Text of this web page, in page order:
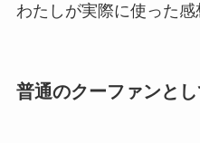
わたしが実際に使った感
普通のクーファンと